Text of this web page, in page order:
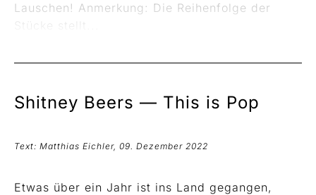
Lauschen! Anmerkung: Die Reihenfolge der
Shitney Beers — This is Pop
Text: Matthias Eichler, 09. Dezember 2022
Etwas über ein Jahr ist ins Land gegangen,